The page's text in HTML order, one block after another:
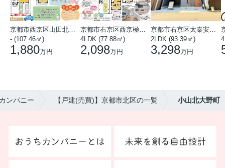
京都市西京区山田北山田町
- (107.46㎡)
1,880万円
京都市右京区西京極中沢町
4LDK (77.88㎡)
2,098万円
京都市右京区太秦安井藤ノ木町
2LDK (93.39㎡)
3,298万円
ンパニー 【戸建(売買)】京都市北区の一覧 小山北大野町